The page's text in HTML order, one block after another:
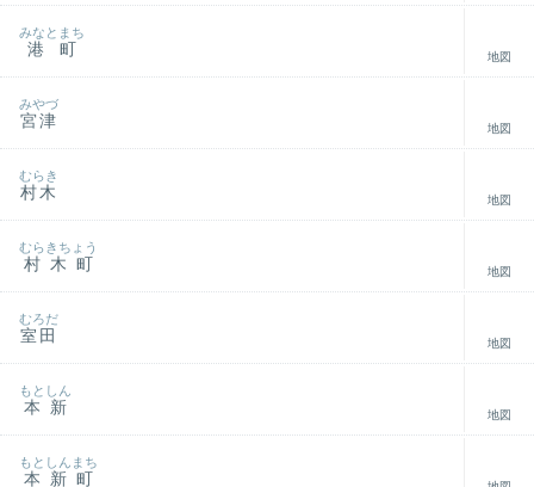
港町
みなとまち
地図
宮津
みやづ
地図
村木
むらき
地図
村木町
むらきちょう
地図
室田
むろだ
地図
本新
もとしん
地図
本新町
もとしんまち